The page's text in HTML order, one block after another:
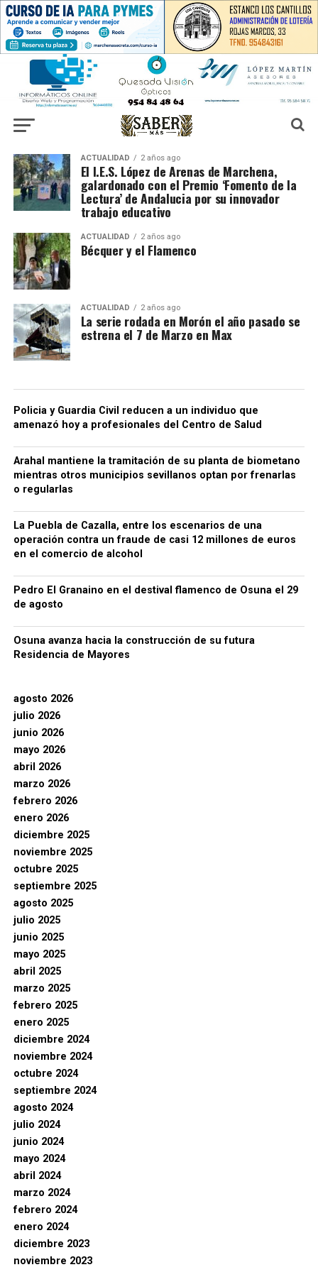
ACTUALIDAD 2 años ago
El I.E.S. López de Arenas de Marchena,
galardonado con el Premio ‘Fomento de la
Lectura’ de Andalucia por su innovador
trabajo educativo
ACTUALIDAD 2 años ago
Bécquer y el Flamenco
ACTUALIDAD 2 años ago
La serie rodada en Morón el año pasado se
estrena el 7 de Marzo en Max
Policia y Guardia Civil reducen a un individuo que
amenazó hoy a profesionales del Centro de Salud
Arahal mantiene la tramitación de su planta de biometano
mientras otros municipios sevillanos optan por frenarlas
o regularlas
La Puebla de Cazalla, entre los escenarios de una
operación contra un fraude de casi 12 millones de euros
en el comercio de alcohol
Pedro El Granaino en el destival flamenco de Osuna el 29
de agosto
Osuna avanza hacia la construcción de su futura
Residencia de Mayores
agosto 2026
julio 2026
junio 2026
mayo 2026
abril 2026
marzo 2026
febrero 2026
enero 2026
diciembre 2025
noviembre 2025
octubre 2025
septiembre 2025
agosto 2025
julio 2025
junio 2025
mayo 2025
abril 2025
marzo 2025
febrero 2025
enero 2025
diciembre 2024
noviembre 2024
octubre 2024
septiembre 2024
agosto 2024
julio 2024
junio 2024
mayo 2024
abril 2024
marzo 2024
febrero 2024
enero 2024
diciembre 2023
noviembre 2023